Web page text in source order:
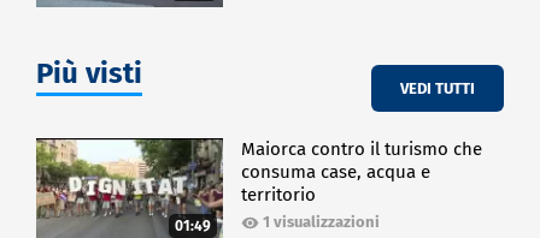
Più visti VEDI TUTTI
01:49
Maiorca contro il turismo che
consuma case, acqua e
territorio
1 visualizzazioni